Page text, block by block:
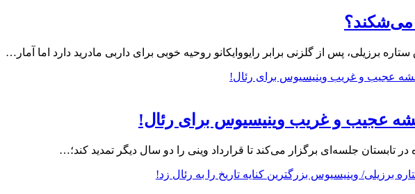
می‌شکند؟
برزیلی، پس از گلزنی برابر رایووایکانو روحیه خوبی برای داربی مادرید دارد اما آمار…
عجیب و غریب وینیسیوس برای رئال!
تابستان جلسه‌ای برگزار می‌کند تا قرارداد وینی را دو سال دیگر تمدید کند؛…